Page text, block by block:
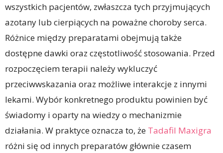
wszystkich pacjentów, zwłaszcza tych przyjmujących
azotany lub cierpiących na poważne choroby serca.
Różnice między preparatami obejmują także
dostępne dawki oraz częstotliwość stosowania. Przed
rozpoczęciem terapii należy wykluczyć
przeciwwskazania oraz możliwe interakcje z innymi
lekami. Wybór konkretnego produktu powinien być
świadomy i oparty na wiedzy o mechanizmie
działania. W praktyce oznacza to, że Tadafil Maxigra
różni się od innych preparatów głównie czasem